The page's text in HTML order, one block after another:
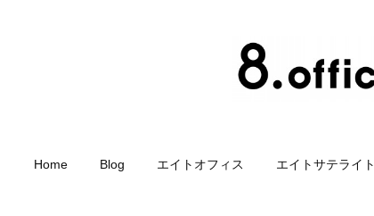
Home Blog エイトオフィス エイトサテライト